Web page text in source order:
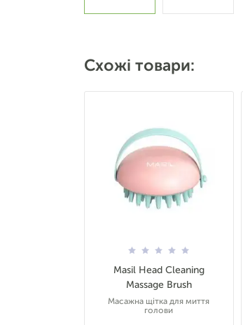
Схожі товари:
Masil Head Cleaning
Massage Brush
Масажна щітка для миття
голови